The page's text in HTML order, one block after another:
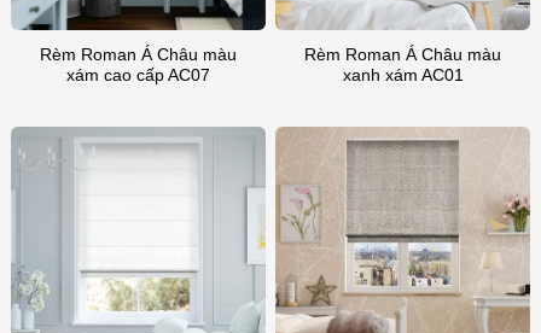
Rèm Roman Á Châu màu
xám cao cấp AC07
Rèm Roman Á Châu màu
xanh xám AC01